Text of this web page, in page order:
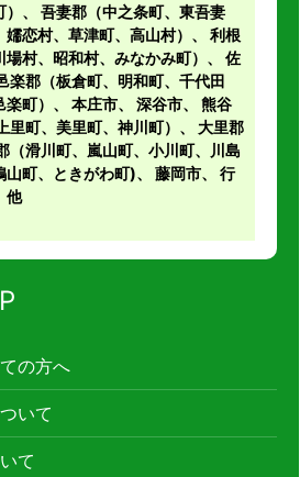
、 吾妻郡（中之条町、東吾妻
恋村、草津町、高山村） 、 利根
村、昭和村、みなかみ町） 、 佐
楽郡（板倉町、明和町、千代田
町） 、 本庄市、 深谷市、 熊谷
里町、美里町、神川町） 、 大里郡
（滑川町、嵐山町、小川町、川島
山町、ときがわ町)、 藤岡市、 行
他
の方へ
いて
て